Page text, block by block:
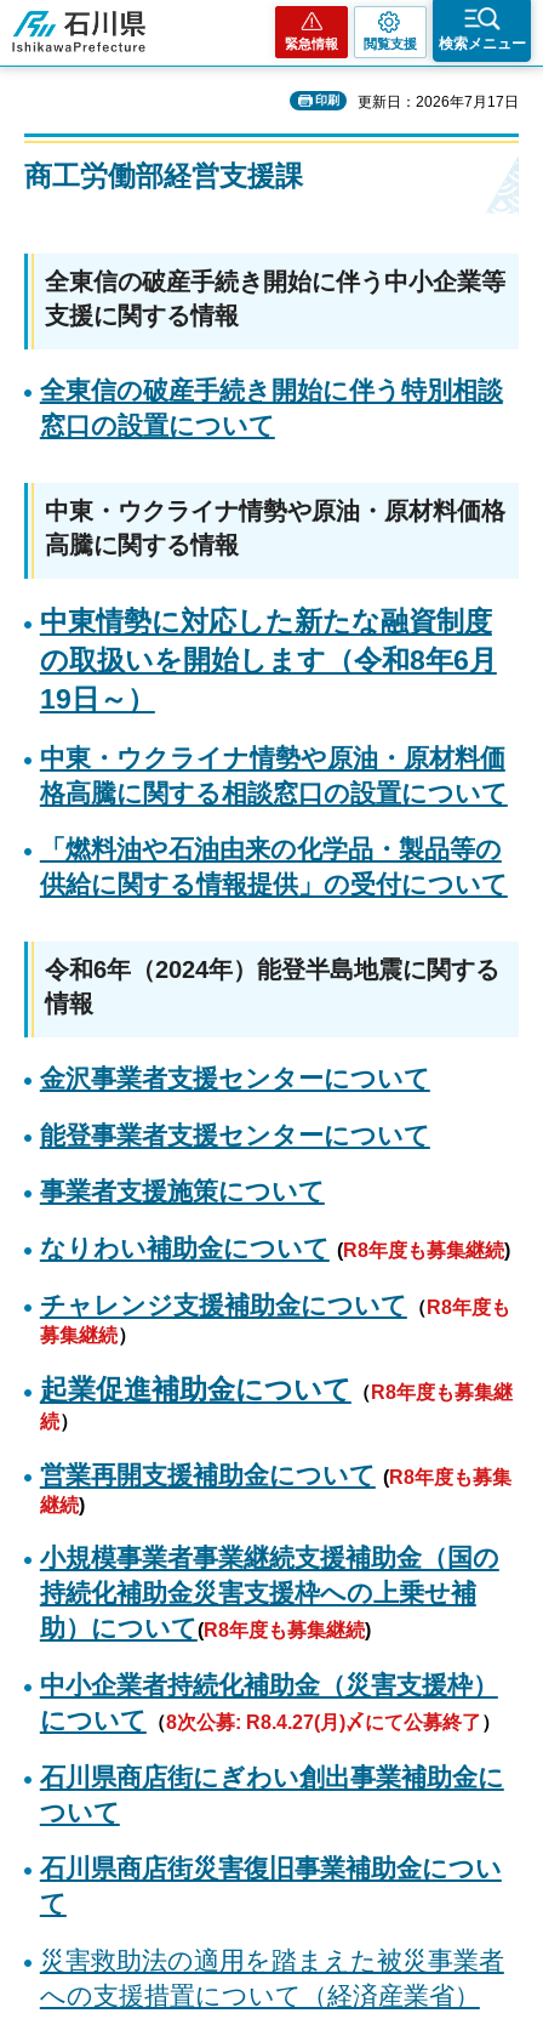
石川県
緊急情報 閲覧支援 検索メニュー
印刷 更新日：2026年7月17日
商工労働部経営支援課
全東信の破産手続き開始に伴う中小企業等
支援に関する情報
全東信の破産手続き開始に伴う特別相談
窓口の設置について
中東・ウクライナ情勢や原油・原材料価格
高騰に関する情報
中東情勢に対応した新たな融資制度
の取扱いを開始します（令和8年6月
19日～）
中東・ウクライナ情勢や原油・原材料価
格高騰に関する相談窓口の設置について
「燃料油や石油由来の化学品・製品等の
供給に関する情報提供」の受付について
令和6年（2024年）能登半島地震に関する
情報
金沢事業者支援センターについて
能登事業者支援センターについて
事業者支援施策について
なりわい補助金について (R8年度も募集継続)
チャレンジ支援補助金について （ R8年度も
募集継続）
起業促進補助金について （ R8年度も募集継
続）
営業再開支援補助金について (R8年度も募集
継続)
小規模事業者事業継続支援補助金（国の
持続化補助金災害支援枠への上乗せ補
助）について(R8年度も募集継続)
中小企業者持続化補助金（災害支援枠）
について
（8次公募: R8.4.27(月)〆にて公募終了）
石川県商店街にぎわい創出事業補助金に
ついて
石川県商店街災害復旧事業補助金につい
て
災害救助法の適用を踏まえた被災事業者
への支援措置について（経済産業省）